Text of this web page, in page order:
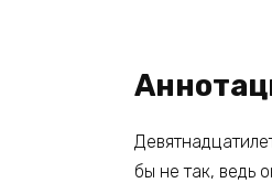
бы не так, ведь